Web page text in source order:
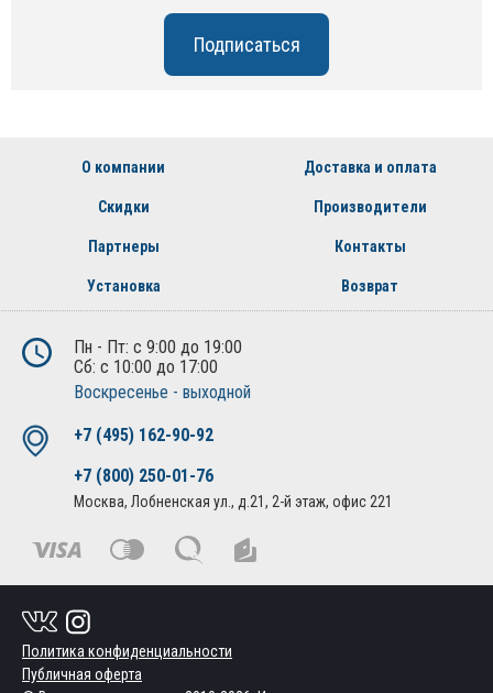
О компании Доставка и оплата
Скидки Производители
Партнеры Контакты
Установка Возврат
Пн - Пт: с 9:00 до 19:00
Сб: с 10:00 до 17:00
Воскресенье - выходной
+7 (495) 162-90-92
+7 (800) 250-01-76
Москва, Лобненская ул., д.21, 2-й этаж, офис 221
Политика конфиденциальности
Публичная оферта